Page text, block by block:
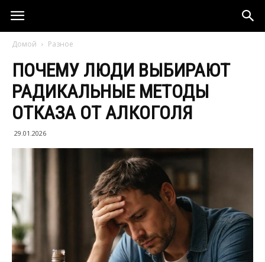
Домой Разное
ПОЧЕМУ ЛЮДИ ВЫБИРАЮТ
РАДИКАЛЬНЫЕ МЕТОДЫ
ОТКАЗА ОТ АЛКОГОЛЯ
29.01.2026